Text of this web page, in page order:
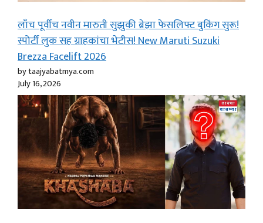
लाँच पूर्वीच नवीन मारुती सुझुकी ब्रेझा फेसलिफ्ट बुकिंग सुरू!
स्पोर्टी लुक सह ग्राहकांचा भेटीस! New Maruti Suzuki
Brezza Facelift 2026
by taajyabatmya.com
July 16, 2026